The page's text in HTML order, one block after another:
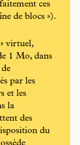
ces
de blocs »).
virtuel,
1 Mo, dans
par les
et les
la
des
du